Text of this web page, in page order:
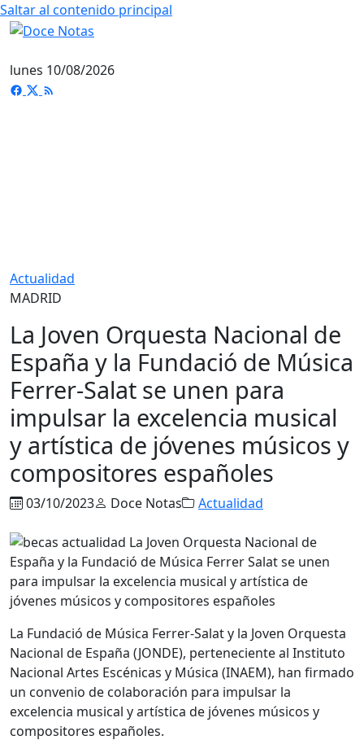
Saltar al contenido principal
lunes 10/08/2026
Actualidad
MADRID
La Joven Orquesta Nacional de
España y la Fundació de Música
Ferrer-Salat se unen para
impulsar la excelencia musical
y artística de jóvenes músicos y
compositores españoles
03/10/2023 Doce Notas Actualidad
La Fundació de Música Ferrer-Salat y la Joven Orquesta
Nacional de España (JONDE), perteneciente al Instituto
Nacional Artes Escénicas y Música (INAEM), han firmado
un convenio de colaboración para impulsar la
excelencia musical y artística de jóvenes músicos y
compositores españoles.